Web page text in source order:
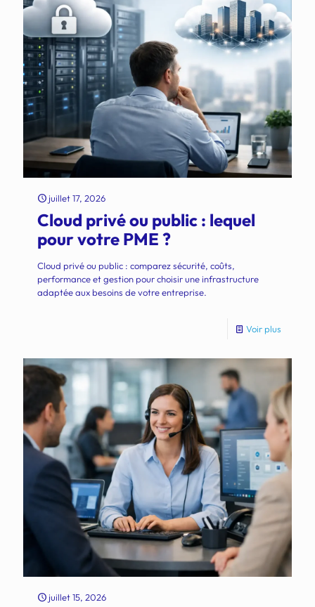
juillet 17, 2026
Cloud privé ou public : lequel
pour votre PME ?
Cloud privé ou public : comparez sécurité, coûts,
performance et gestion pour choisir une infrastructure
adaptée aux besoins de votre entreprise.
Voir plus
juillet 15, 2026